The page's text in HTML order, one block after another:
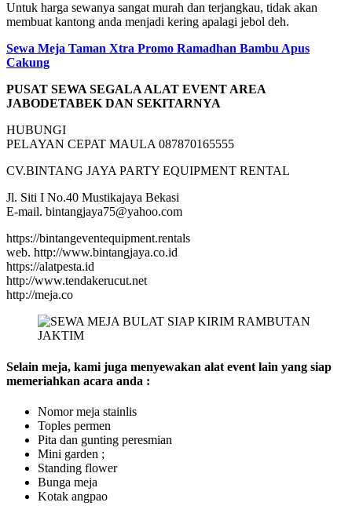
Untuk harga sewanya sangat murah dan terjangkau, tidak akan
membuat kantong anda menjadi kering apalagi jebol deh.
Sewa Meja Taman Xtra Promo Ramadhan Bambu Apus
Cakung
PUSAT SEWA SEGALA ALAT EVENT AREA
JABODETABEK DAN SEKITARNYA
HUBUNGI
PELAYAN CEPAT MAULA 087870165555
CV.BINTANG JAYA PARTY EQUIPMENT RENTAL
Jl. Siti I No.40 Mustikajaya Bekasi
E-mail. bintangjaya75@yahoo.com
https://bintangeventequipment.rentals
web. http://www.bintangjaya.co.id
https://alatpesta.id
http://www.tendakerucut.net
http://meja.co
Selain meja, kami juga menyewakan alat event lain yang siap
memeriahkan acara anda :
Nomor meja stainlis
Toples permen
Pita dan gunting peresmian
Mini garden ;
Standing flower
Bunga meja
Kotak angpao